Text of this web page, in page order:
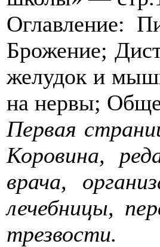
Оглавление:
Брожение;
желудок и
на нервы;
Первая
Коровина,
врача,
лечебницы,
трезвости.